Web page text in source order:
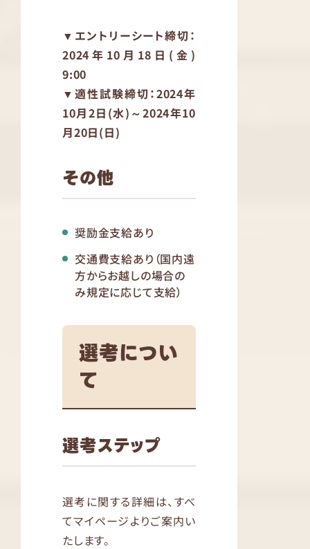
▼エントリーシート締切：
2024年10月18日(金)
9:00
▼適性試験締切：2024年
10月2日(水)～2024年10
月20日(日)
その他
奨励金支給あり
交通費支給あり（国内遠
方からお越しの場合の
み規定に応じて支給）
選考につい
て
選考ステップ
選考に関する詳細は、すべ
てマイページよりご案内い
たします。